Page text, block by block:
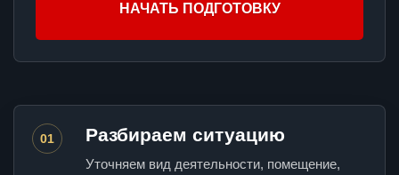
НАЧАТЬ ПОДГОТОВКУ
01 Разбираем ситуацию
Уточняем вид деятельности, помещение,